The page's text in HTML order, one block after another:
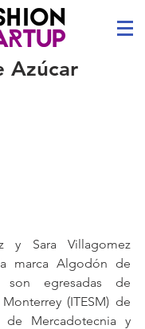
Azúcar
y Sara Villagomez
marca Algodón de
son egresadas de
(ITESM) de
de Mercadotecnia y